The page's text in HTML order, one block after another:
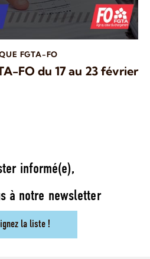
FGTA-FO
FO du 17 au 23 février
informé(e),
à notre newsletter
la liste !